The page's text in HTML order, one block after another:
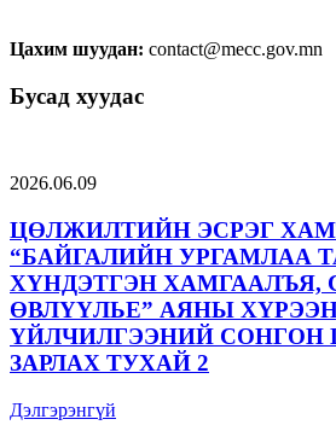
Цахим шуудан: contact@mecc.gov.mn
Бусад хуудас
2026.06.09
ЦӨЛЖИЛТИЙН ЭСРЭГ
“БАЙГАЛИЙН УРГАМЛАА
ХҮНДЭТГЭН ХАМГААЛЪЯ,
ӨВЛҮҮЛЬЕ” АЯНЫ
ҮЙЛЧИЛГЭЭНИЙ СОНГОН
ЗАРЛАХ ТУХАЙ 2
Дэлгэрэнгүй